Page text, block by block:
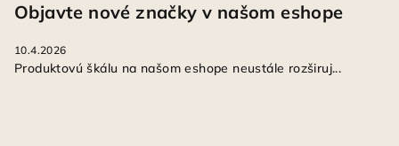
Objavte nové značky v našom eshope
10.4.2026
Produktovú škálu na našom eshope neustále rozširuj...